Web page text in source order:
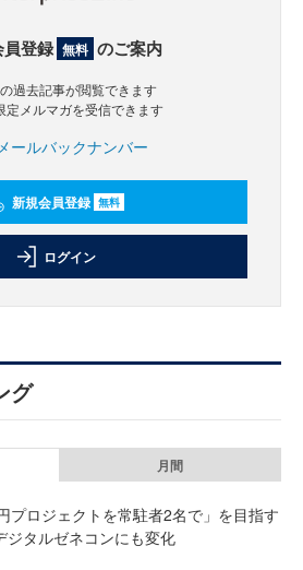
登録 無料 のご案内
の過去記事が閲覧できます
定メルマガを受信できます
ールバックナンバー
新規会員登録 無料
ログイン
グ
月間
プロジェクトを常駐者2名で」を目指す
ジタルゼネコンにも変化